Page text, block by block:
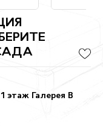
1 этаж Галерея B